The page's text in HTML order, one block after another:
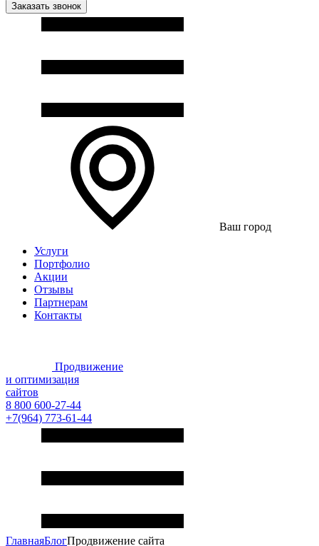
Заказать звонок
Ваш город
Услуги
Портфолио
Акции
Отзывы
Партнерам
Контакты
Продвижение
и оптимизация
сайтов
8 800 600-27-44
+7(964) 773-61-44
ГлавнаяБлогПродвижение сайта